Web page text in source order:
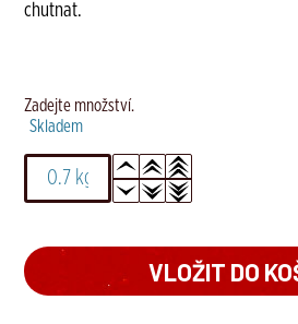
chutnat.
Zadejte množství.
Skladem